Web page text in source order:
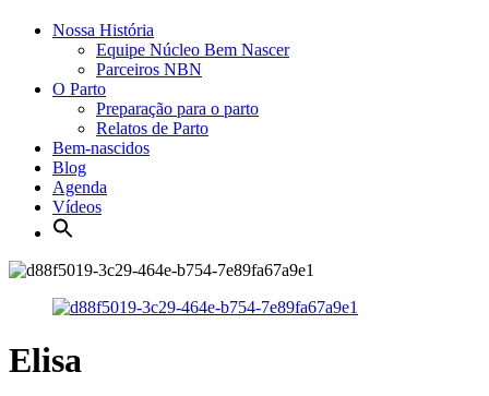
Nossa História
Equipe Núcleo Bem Nascer
Parceiros NBN
O Parto
Preparação para o parto
Relatos de Parto
Bem-nascidos
Blog
Agenda
Vídeos
Elisa